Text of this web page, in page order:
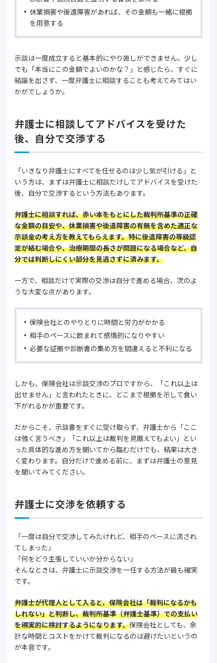
休業損害や後遺障害があれば、その金額も一緒に根拠
を用意する
示談は一度成立すると基本的にやり直しができません。少し
でも「本当にこの金額でよいのかな？」と感じたら、すぐに
結論を出さず、一度弁護士に相談することも考えてみてはい
かがでしょうか。
弁護士に相談してアドバイスを受けた
後、自分で交渉する
「いきなり弁護士にすべてを任せるのは少し気が引ける」と
いう方は、まずは弁護士に相談だけしてアドバイスを受けた
後、自分で交渉するという方法もあります。
弁護士に相談すれば、赤い本をもとにした裁判所基準の正確
な金額の目安や、休業損害や後遺障害の有無を含めた適正な
示談金の考え方を教えてもらえます。特に後遺障害の等級認
定が絡む場合や、治療期間の長さが問題になる場合など、自
分では判断しにくい部分を見逃さずに済みます。
一方で、相談だけで実際の交渉は自分で進める場合、次のよ
うな大変な点があります。
保険会社とのやりとりに時間と労力がかかる
相手のペースに飲まれて感情的になりやすい
必要な証拠や診断書の集め方を間違えると不利になる
しかも、保険会社は示談交渉のプロですから、「これ以上は
出せません」と言われたときに、どこまで根拠を示して食い
下がれるかが重要です。
だからこそ、示談書をすぐに受け取らず、弁護士から「ここ
は強く言うべき」「これ以上は裁判を見据えてもよい」とい
った具体的な進め方を聞いてから臨むだけでも、結果は大き
く変わります。自分だけで進める前に、まずは弁護士の意見
を聞いてみてください。
弁護士に交渉を依頼する
「一度は自分で交渉してみたけれど、相手のペースに流され
てしまった」
「何をどう主張していいか分からない」
そんなときは、弁護士に示談交渉を一任する方法が最も確実
です。
弁護士が代理人として入ると、保険会社は「裁判になるかも
しれない」と判断し、裁判所基準（弁護士基準）での支払い
を現実的に検討するようになります。保険会社としても、余
計な時間とコストをかけて裁判になるのは避けたいというの
が本音です。